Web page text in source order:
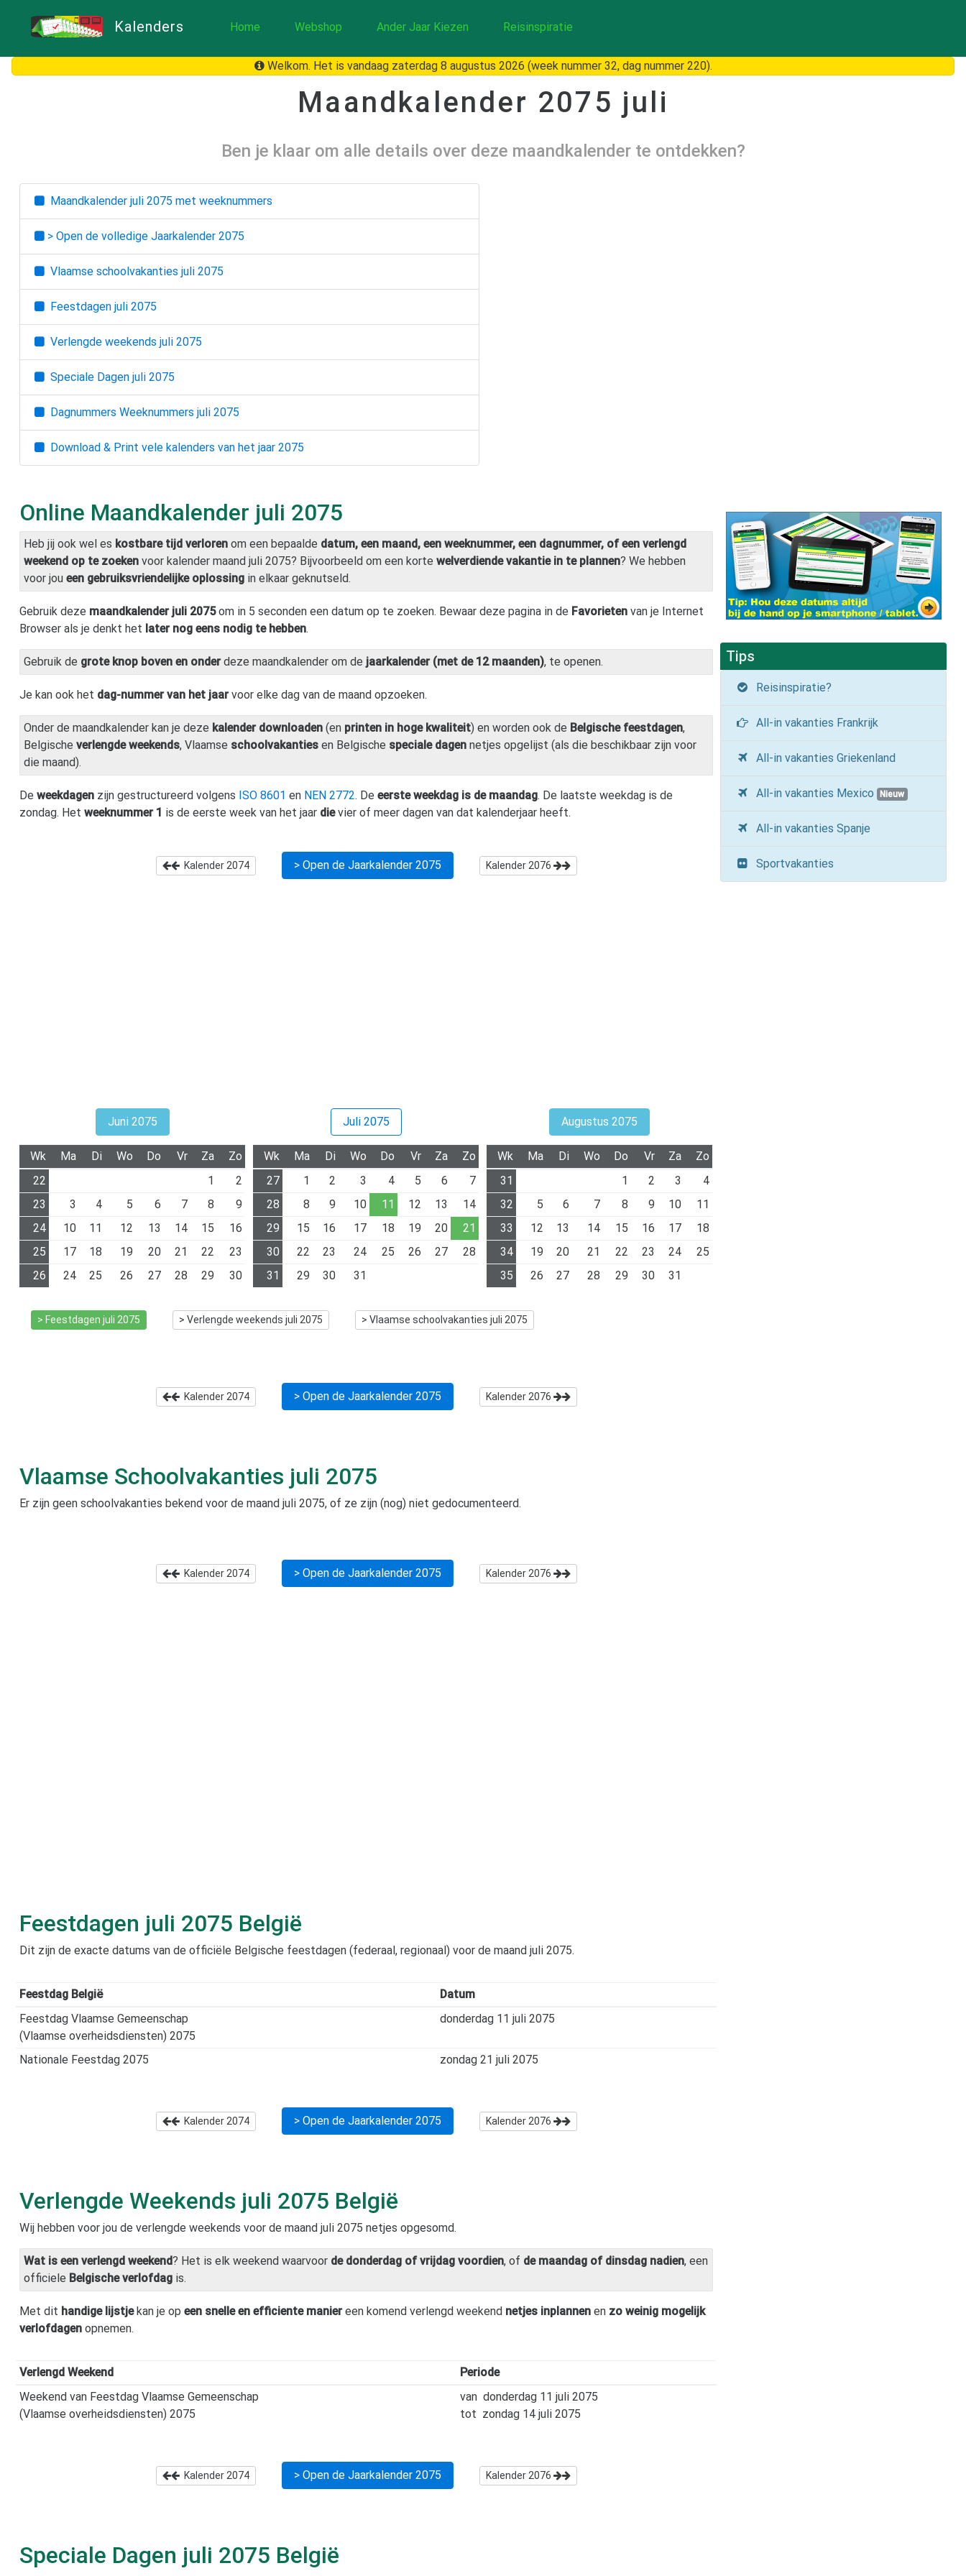
Kalenders Home Webshop Ander Jaar Kiezen Reisinspiratie
Welkom. Het is vandaag zaterdag 8 augustus 2026 (week nummer 32, dag nummer 220).
Maandkalender 2075 juli
Ben je klaar om alle details over deze maandkalender te ontdekken?
Maandkalender juli 2075 met weeknummers
> Open de volledige Jaarkalender 2075
Vlaamse schoolvakanties juli 2075
Feestdagen juli 2075
Verlengde weekends juli 2075
Speciale Dagen juli 2075
Dagnummers Weeknummers juli 2075
Download & Print vele kalenders van het jaar 2075
Online Maandkalender juli 2075
Heb jij ook wel es kostbare tijd verloren om een bepaalde datum, een maand, een weeknummer, een dagnummer, of een verlengd
weekend op te zoeken voor kalender maand juli 2075? Bijvoorbeeld om een korte welverdiende vakantie in te plannen? We hebben
voor jou een gebruiksvriendelijke oplossing in elkaar geknutseld.
Gebruik deze maandkalender juli 2075om in 5 seconden een datum op te zoeken. Bewaar deze pagina in de Favorieten van je Internet
Browser als je denkt het later nog eens nodig te hebben.
Gebruik de grote knop boven en onderdeze maandkalender om de jaarkalender (met de 12 maanden), te openen.
Je kan ook het dag-nummer van het jaarvoor elke dag van de maand opzoeken.
Onder de maandkalender kan je deze kalender downloaden (en printen in hoge kwaliteit) en worden ook de Belgische feestdagen,
Belgische verlengde weekends, Vlaamse schoolvakanties en Belgische speciale dagen netjes opgelijst (als die beschikbaar zijn voor
die maand).
De weekdagen zijn gestructureerd volgens ISO 8601 en NEN 2772. De eerste weekdag is de maandag. De laatste weekdag is de
zondag. Het weeknummer 1 is de eerste week van het jaar dievier of meer dagen van dat kalenderjaar heeft.
Kalender 2074 > Open de Jaarkalender 2075 Kalender 2076
Juni 2075
Wk Ma Di Wo Do Vr Za
Zo
22
1
2
23
3 4 5 6 7 8
9
24
10 11 12 13 14 15
16
25
17 18 19 20 21 22
23
26
24 25 26 27 28 29 30
Juli 2075
Wk Ma Di Wo Do Vr Za
Zo
27
1 2 3 4 5 6
7
28
8 9 10 11 12 13
14
29
15 16 17 18 19 20
21
30
22 23 24 25 26 27
28
31
29 30 31
Augustus 2075
Wk Ma Di Wo Do Vr Za
Zo
31
1 2 3
4
32
5 6 7 8 9 10
11
33
12 13 14 15 16 17
18
34
19 20 21 22 23 24
25
35
26 27 28 29 30 31
> Feestdagen juli 2075 > Verlengde weekends juli 2075 > Vlaamse schoolvakanties juli 2075
Kalender 2074 > Open de Jaarkalender 2075 Kalender 2076
Vlaamse Schoolvakanties juli 2075
Er zijn geen schoolvakanties bekend voor de maand juli 2075, of ze zijn (nog) niet gedocumenteerd.
Kalender 2074 > Open de Jaarkalender 2075 Kalender 2076
Feestdagen juli 2075 België
Dit zijn de exacte datums van de officiële Belgische feestdagen (federaal, regionaal) voor de maand juli 2075.
Feestdag België
Datum
Feestdag Vlaamse Gemeenschap
(Vlaamse overheidsdiensten) 2075
donderdag 11 juli 2075
Nationale Feestdag 2075 zondag 21 juli 2075
Kalender 2074 > Open de Jaarkalender 2075 Kalender 2076
Verlengde Weekends juli 2075 België
Wij hebben voor jou de verlengde weekends voor de maand juli 2075 netjes opgesomd.
Wat is een verlengd weekend? Het is elk weekend waarvoor de donderdag of vrijdag voordien, of de maandag of dinsdag nadien, een
officiele Belgische verlofdag is.
Met dit handige lijstjekan je op een snelle en efficiente maniereen komend verlengd weekend netjes inplannen en zo weinig mogelijk
verlofdagen opnemen.
Verlengd Weekend
Periode
Weekend van Feestdag Vlaamse Gemeenschap
(Vlaamse overheidsdiensten) 2075
van donderdag 11 juli 2075
tot zondag 14 juli 2075
Kalender 2074 > Open de Jaarkalender 2075 Kalender 2076
Speciale Dagen juli 2075 België
Tips
Reisinspiratie?
All-in vakanties Frankrijk
All-in vakanties Griekenland
All-in vakanties Mexico Nieuw
All-in vakanties Spanje
Sportvakanties